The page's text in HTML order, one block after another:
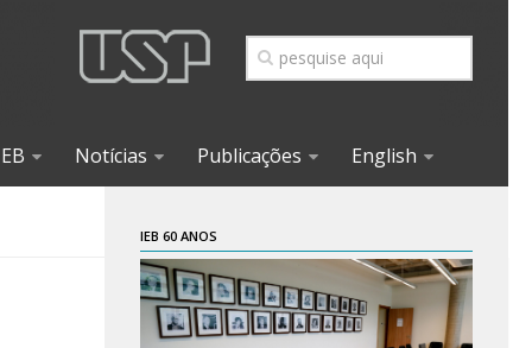
Notícias Publicações English
IEB 60 ANOS